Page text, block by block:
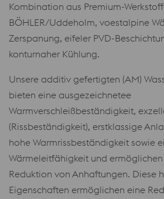
Kombination aus Premium-
BÖHLER/Uddeholm, voestalpine
Zerspanung, eifeler PVD-
konturnaher Kühlung.
Unsere additiv gefertigten (AM)
bieten eine ausgezeichnetee
Warmverschleißbeständigkeit,
(Rissbeständigkeit), erstklassige
hohe Warmrissbeständigkeit sowie
Wärmeleitfähigkeit und
Reduktion von Anhaftungen. Diese
Eigenschaften ermöglichen eine